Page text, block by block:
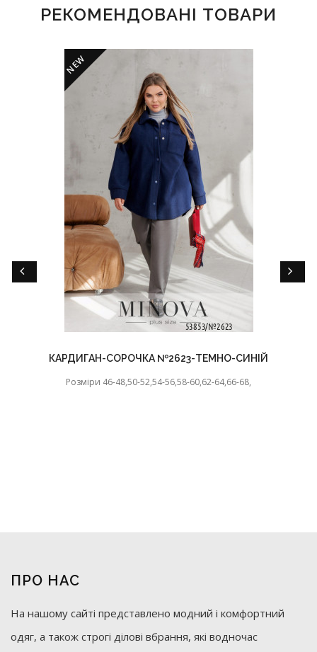
РЕКОМЕНДОВАНІ ТОВАРИ
NEW
КАРДИГАН-СОРОЧКА №2623-ТЕМНО-СИНІЙ
Розміри 46-48,50-52,54-56,58-60,62-64,66-68,
ПРО НАС
На нашому сайті представлено модний і комфортний
одяг, а також строгі ділові вбрання, які водночас